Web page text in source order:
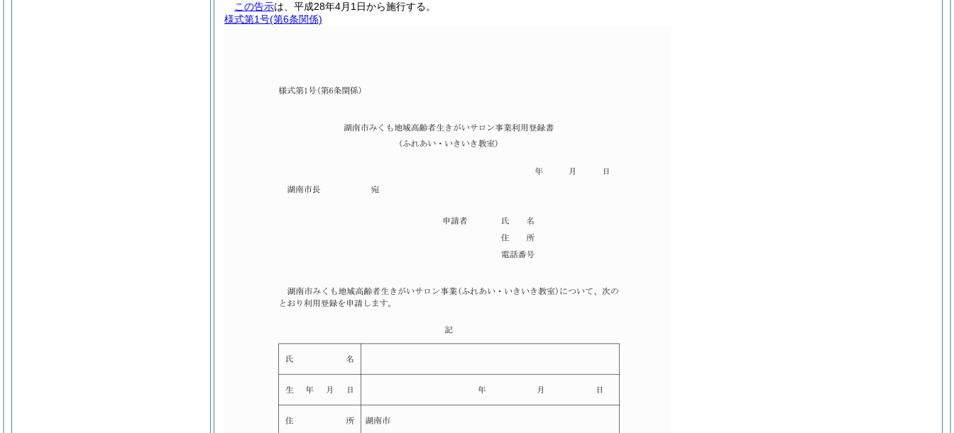
この告示は、平成28年4月1日から施行する。
様式第1号(第6条関係)